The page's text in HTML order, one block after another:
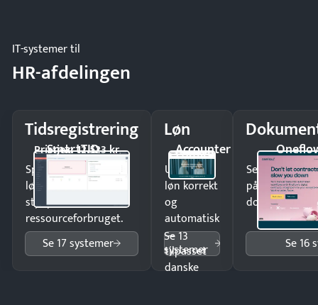
IT-systemer til
HR-afdelingen
Tidsregistrering
SmartTID
Pristjek: 12.523 kr
Spar tid på
lønberegning og få
styr på
ressourceforbruget.
Se 17 systemer
Løn
Accounter
Udbetal
løn korrekt
og
automatisk
—
tilpasset
danske
Se 13
systemer
Send
på minutter
dokumenter.
Se 16